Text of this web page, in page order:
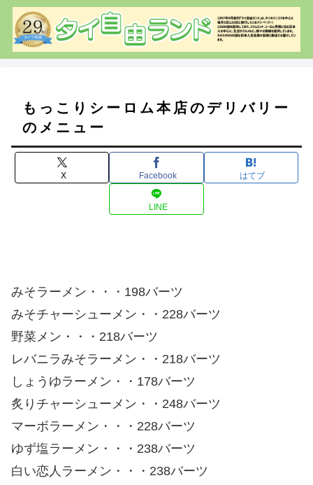
もっこりシーロム本店のデリバリー
のメニュー
X Facebook はてブ
LINE
みそラーメン・・・198バーツ
みそチャーシューメン・・228バーツ
野菜メン・・・218バーツ
レバニラみそラーメン・・218バーツ
しょうゆラーメン・・178バーツ
炙りチャーシューメン・・248バーツ
マーボラーメン・・・228バーツ
ゆず塩ラーメン・・・238バーツ
白い恋人ラーメン・・・238バーツ